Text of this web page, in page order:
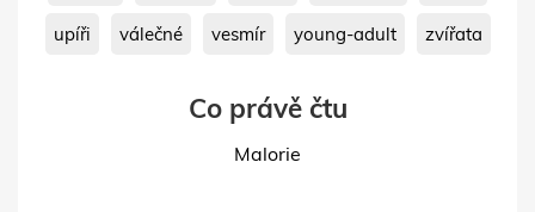
upíři válečné vesmír young-adult zvířata
Co právě čtu
Malorie